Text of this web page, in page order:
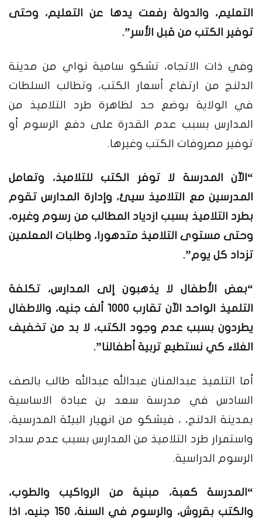
التعليم، والدولة رفعت يدها عن التعليم، وحتى
توفير الكتب من قبل الأسر”.
وفي ذات الاتجاه، تشكو سامية نواي من مدينة
الدلنج من ارتفاع أسعار الكتب، وتطالب السلطات
في الولاية بوضع حد لظاهرة طرد التلاميذ من
المدارس بسبب عدم القدرة على دفع الرسوم أو
توفير مصروفات الكتب وغيرها.
“الآن المدرسة لا توفر الكتب للتلاميذ، وتعامل
المدرسين مع التلاميذ سيئ، وإدارة المدارس تقوم
بطرد التلاميذ بسبب ازدياد المطالب من رسوم وغيره،
وحتى مستوى التلاميذ متدهورا، وطلبات المعلمين
تزداد كل يوم”.
“بعض الأطفال لا يذهبون إلى المدارس، تكلفة
التلميذ الواحد الآن تقارب 1000 ألف جنيه، والاطفال
يطردون بسبب عدم وجود الكتب، لا بد من تخفيف
الغلاء كي نستطيع تربية أطفالنا”.
أما التلميذ عبدالمنان عبدالله عبدالله طالب بالصف
السادس في مدرسة سعد بن عبادة الاساسية
بمدينة الدلنج، ، فيشكو من انهيار البيئة المدرسية،
واستمرار طرد التلاميذ من المدارس بسبب عدم سداد
الرسوم الدراسية.
“المدرسة كعبة، مبنية من الرواكيب والطوب،
والكتب بقروش، والرسوم في السنة، 150 جنيه، اذا